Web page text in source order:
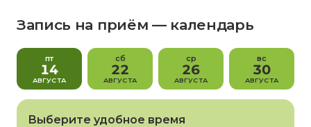
Запись на приём — календарь
пт
14
АВГУСТА
сб
22
АВГУСТА
ср
26
АВГУСТА
вс
30
АВГУСТА
Выберите удобное время